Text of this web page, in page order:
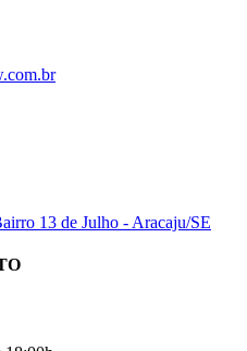
13 de Julho - Aracaju/SE